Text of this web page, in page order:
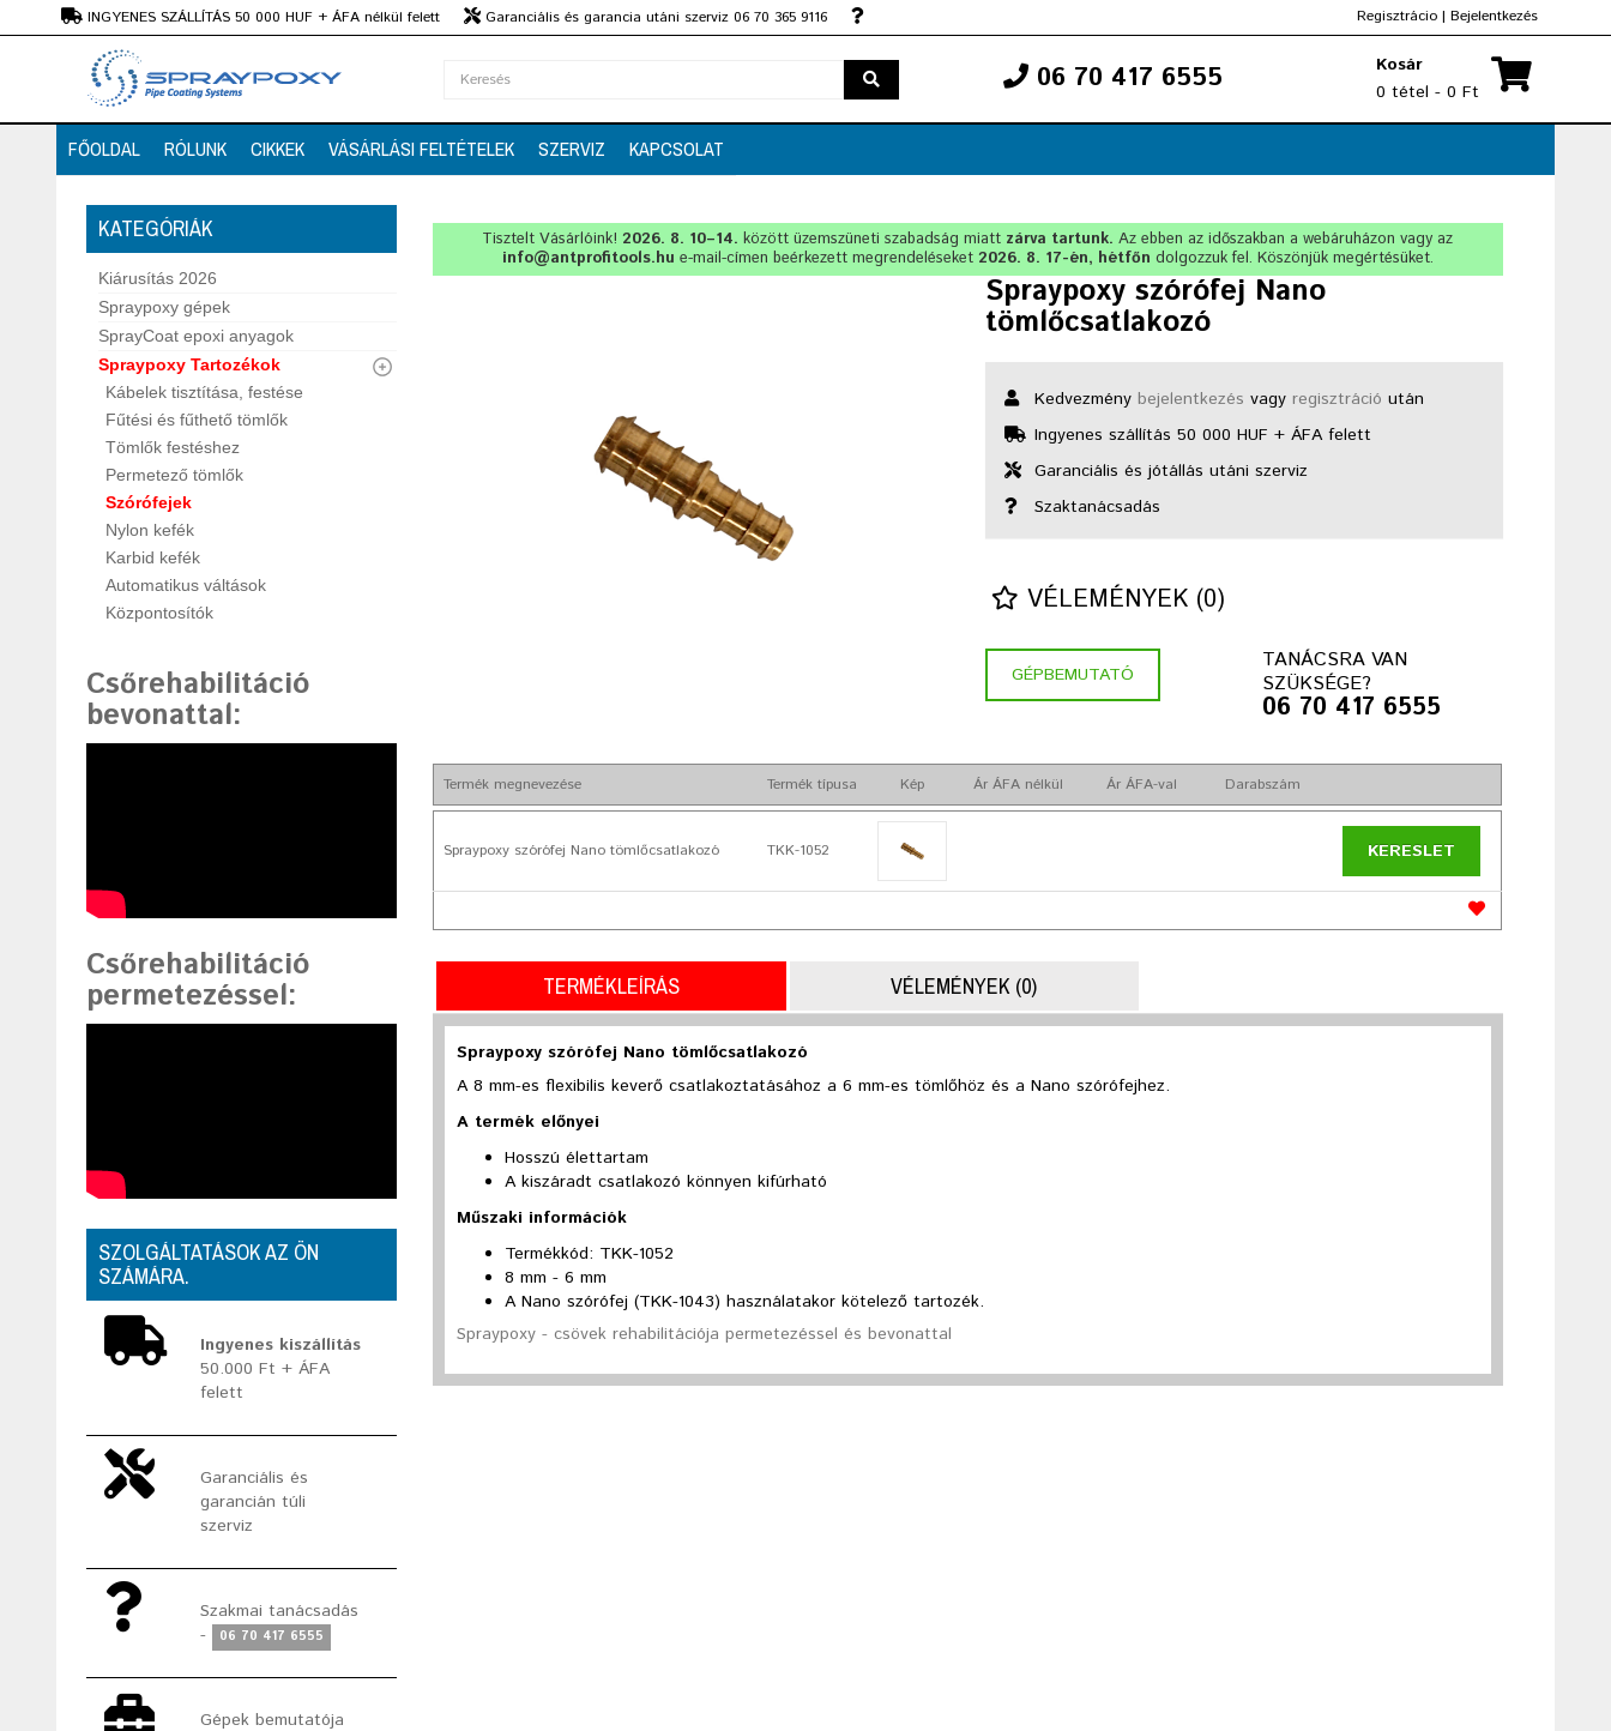
INGYENES SZÁLLÍTÁS 50 000 HUF + ÁFA nélkül felett
Garanciális és garancia utáni szerviz 06 70 365 9116
Szaktanácsadás
Regisztrácio | Bejelentkezés
06 70 417 6555
Kosár
0 tétel - 0 Ft
FŐOLDAL RÓLUNK CIKKEK VÁSÁRLÁSI FELTÉTELEK SZERVIZ KAPCSOLAT
KATEGÓRIÁK
Kiárusítás 2026
Spraypoxy gépek
SprayCoat epoxi anyagok
Spraypoxy Tartozékok
Kábelek tisztítása, festése
Fűtési és fűthető tömlők
Tömlők festéshez
Permetező tömlők
Szórófejek
Nylon kefék
Karbid kefék
Automatikus váltások
Központosítók
Csőrehabilitáció
bevonattal:
Csőrehabilitáció
permetezéssel:
SZOLGÁLTATÁSOK AZ ÖN
SZÁMÁRA.
Ingyenes kiszállítás
50.000 Ft + ÁFA
felett
Garanciális és
garancián túli
szerviz
Szakmai tanácsadás
-
06 70 417 6555
Gépek bemutatója
Tisztelt Vásárlóink!2026. 8. 10–14. között üzemszüneti szabadság miatt zárva tartunk. Az ebben az időszakban a webáruházon vagy az
info@antprofitools.hu e-mail-címen beérkezett megrendeléseket 2026. 8. 17-én, hétfőn dolgozzuk fel. Köszönjük megértésüket.
Spraypoxy szórófej Nano
tömlőcsatlakozó
Kedvezménybejelentkezés vagyregisztráció után
Ingyenes szállítás 50 000 HUF + ÁFA felett
Garanciális és jótállás utáni szerviz
Szaktanácsadás
VÉLEMÉNYEK (0)
GÉPBEMUTATÓ
TANÁCSRA VAN
SZÜKSÉGE?
06 70 417 6555
Termék megnevezése Termék típusa Kép Ár ÁFA nélkül Ár ÁFA-val Darabszám
Spraypoxy szórófej Nano tömlőcsatlakozó TKK-1052 KERESLET
TERMÉKLEÍRÁS VÉLEMÉNYEK (0)
Spraypoxy szórófej Nano tömlőcsatlakozó
A 8 mm-es flexibilis keverő csatlakoztatásához a 6 mm-es tömlőhöz és a Nano szórófejhez.
A termék előnyei
Hosszú élettartam
A kiszáradt csatlakozó könnyen kifúrható
Műszaki információk
Termékkód: TKK-1052
8 mm - 6 mm
A Nano szórófej (TKK-1043) használatakor kötelező tartozék.
Spraypoxy - csövek rehabilitációja permetezéssel és bevonattal